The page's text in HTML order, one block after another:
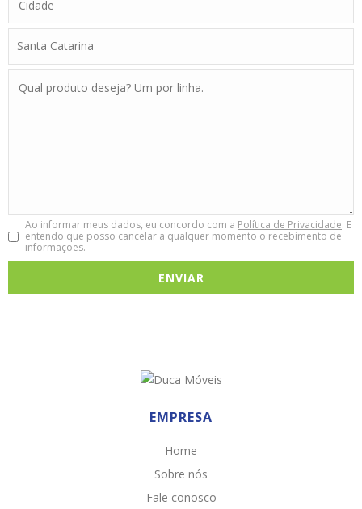
Ao informar meus dados, eu concordo com a Política de Privacidade. E
entendo que posso cancelar a qualquer momento o recebimento de
informações.
EMPRESA
Home
Sobre nós
Fale conosco